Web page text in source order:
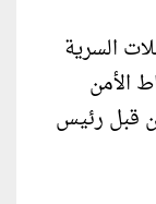
السرية
الأمن
قبل رئيس